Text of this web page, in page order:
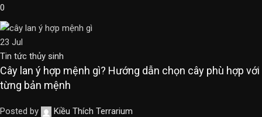
0
23 Jul
Tin tức thủy sinh
Cây lan ý hợp mệnh gì? Hướng dẫn chọn cây phù hợp với
từng bản mệnh
Posted by
Kiều Thích Terrarium